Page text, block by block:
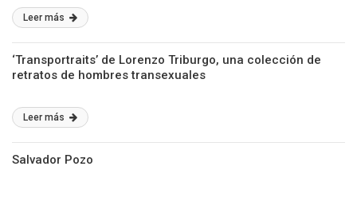
Leer más
‘Transportraits’ de Lorenzo Triburgo, una colección de
retratos de hombres transexuales
Leer más
Salvador Pozo